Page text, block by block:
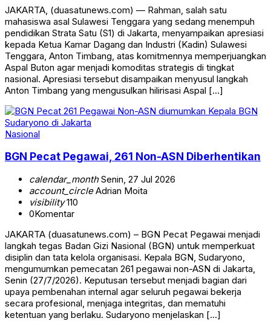
JAKARTA, (duasatunews.com) — Rahman, salah satu
mahasiswa asal Sulawesi Tenggara yang sedang menempuh
pendidikan Strata Satu (S1) di Jakarta, menyampaikan apresiasi
kepada Ketua Kamar Dagang dan Industri (Kadin) Sulawesi
Tenggara, Anton Timbang, atas komitmennya memperjuangkan
Aspal Buton agar menjadi komoditas strategis di tingkat
nasional. Apresiasi tersebut disampaikan menyusul langkah
Anton Timbang yang mengusulkan hilirisasi Aspal […]
Nasional
BGN Pecat Pegawai, 261 Non-ASN Diberhentikan
calendar_monthSenin, 27 Jul 2026
account_circleAdrian Moita
visibility110
0Komentar
JAKARTA (duasatunews.com) – BGN Pecat Pegawai menjadi
langkah tegas Badan Gizi Nasional (BGN) untuk memperkuat
disiplin dan tata kelola organisasi. Kepala BGN, Sudaryono,
mengumumkan pemecatan 261 pegawai non-ASN di Jakarta,
Senin (27/7/2026). Keputusan tersebut menjadi bagian dari
upaya pembenahan internal agar seluruh pegawai bekerja
secara profesional, menjaga integritas, dan mematuhi
ketentuan yang berlaku. Sudaryono menjelaskan […]